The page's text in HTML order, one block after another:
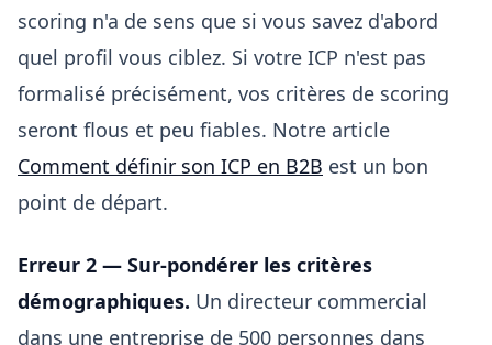
scoring n'a de sens que si vous savez d'abord
quel profil vous ciblez. Si votre ICP n'est pas
formalisé précisément, vos critères de scoring
seront flous et peu fiables. Notre article
Comment définir son ICP en B2B est un bon
point de départ.
Erreur 2 — Sur-pondérer les critères
démographiques. Un directeur commercial
dans une entreprise de 500 personnes dans